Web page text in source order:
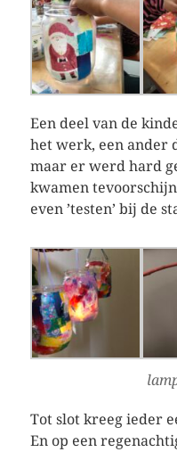
Een deel van de
het werk, een ander
maar er werd hard
kwamen
even ’testen’ bij de
Tot slot kreeg ieder
En op een